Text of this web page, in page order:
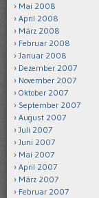
Mai 2008
April 2008
März 2008
Februar 2008
Januar 2008
Dezember 2007
November 2007
Oktober 2007
September 2007
August 2007
Juli 2007
Juni 2007
Mai 2007
April 2007
März 2007
Februar 2007